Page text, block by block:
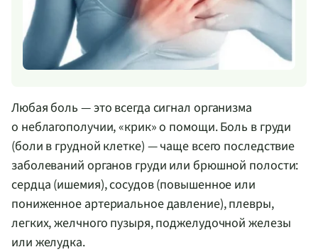
Любая боль — это всегда сигнал организма
о неблагополучии, «крик» о помощи. Боль в груди
(боли в грудной клетке) — чаще всего последствие
заболеваний органов груди или брюшной полости:
сердца (ишемия), сосудов (повышенное или
пониженное артериальное давление), плевры,
легких, желчного пузыря, поджелудочной железы
или желудка.